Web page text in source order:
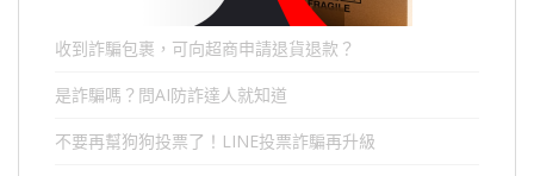
收到詐騙包裹，可向超商申請退貨退款？
是詐騙嗎？問AI防詐達人就知道
不要再幫狗狗投票了！LINE投票詐騙再升級